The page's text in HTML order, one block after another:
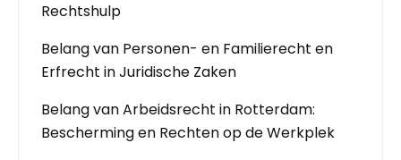
Rechtshulp
Belang van Personen- en Familierecht en
Erfrecht in Juridische Zaken
Belang van Arbeidsrecht in Rotterdam:
Bescherming en Rechten op de Werkplek